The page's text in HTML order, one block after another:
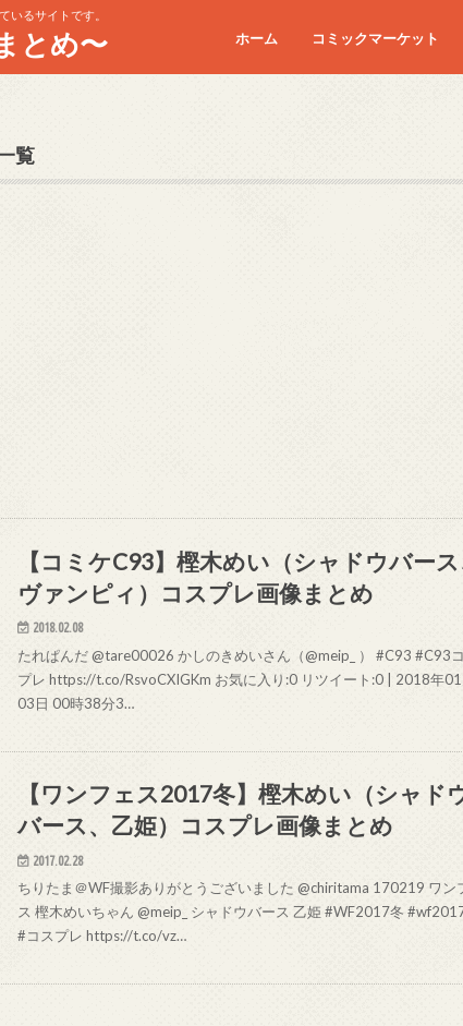
いるサイトです。
とめ〜 ホーム コミックマーケット
コミケC90
コミケC91
コミケC92
コミケC93
コミケC94
コミケC95
覧
【コミケC93】樫木めい（シャドウバース
ヴァンピィ）コスプレ画像まとめ
2018.02.08
たれぱんだ @tare00026 かしのきめいさん（@meip_ ） #C93 #C93
プレ https://t.co/RsvoCXIGKm お気に入り:0 リツイート:0 | 2018年01
03日 00時38分3…
【ワンフェス2017冬】樫木めい（シャド
バース、乙姫）コスプレ画像まとめ
2017.02.28
ちりたま＠WF撮影ありがとうございました @chiritama 170219 ワン
ス 樫木めいちゃん @meip_ シャドウバース 乙姫 #WF2017冬
#コスプレ https://t.co/vz…